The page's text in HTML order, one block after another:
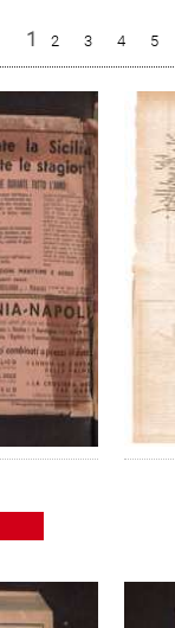
1 (current)
2 3 4 5